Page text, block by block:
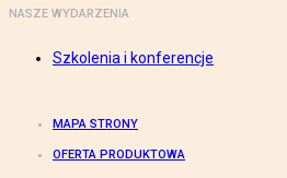
NASZE WYDARZENIA
Szkolenia i konferencje
MAPA STRONY
OFERTA PRODUKTOWA